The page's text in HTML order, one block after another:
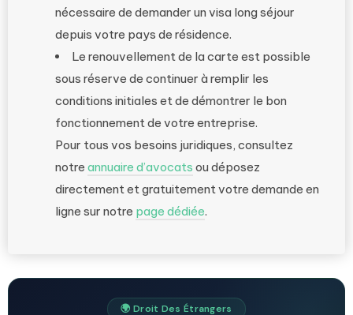
nécessaire de demander un visa long séjour
depuis votre pays de résidence.
Le renouvellement de la carte est possible
sous réserve de continuer à remplir les
conditions initiales et de démontrer le bon
fonctionnement de votre entreprise.
Pour tous vos besoins juridiques, consultez
notre annuaire d’avocats ou déposez
directement et gratuitement votre demande en
ligne sur notre page dédiée.
🌍 Droit Des Étrangers